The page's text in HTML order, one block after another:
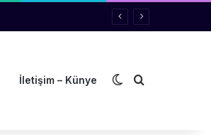
İletişim – Künye Dış görünümü
Arama yap